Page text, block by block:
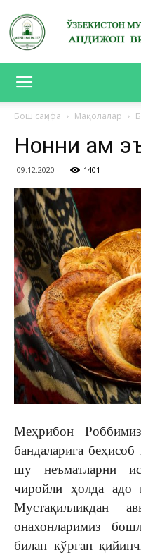
Бош саҳифа Мақолалар
Нонни ҳам
09.12.2020 1401
Меҳрибон
бандаларига
шу неъматларни
чиройли ҳолда адо
Мустақилликдан
онахонларимиз
билан кўрган